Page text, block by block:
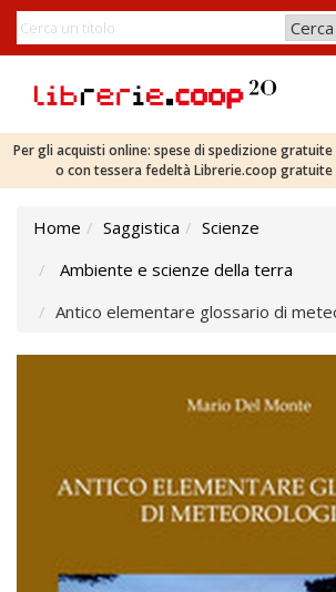
Per gli acquisti online: spese di spedizione gratuite
o con tessera fedeltà Librerie.coop gratuite
Home Saggistica
Scienze
Ambiente e scienze della terra
Antico elementare glossario di